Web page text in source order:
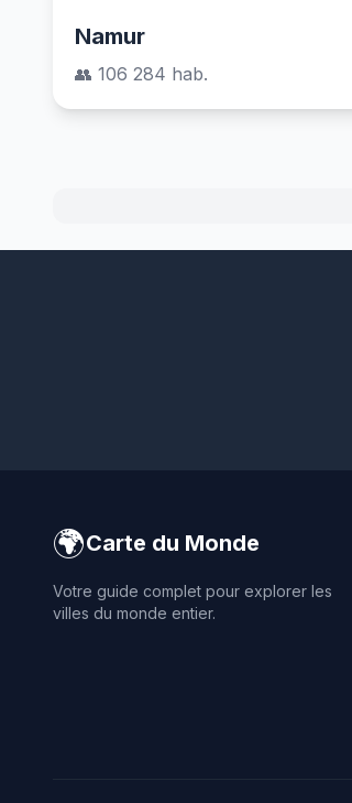
Namur
👥 106 284 hab.
🌍Carte du Monde
Votre guide complet pour explorer les
villes du monde entier.